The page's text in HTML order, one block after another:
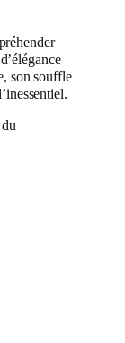
son souffle